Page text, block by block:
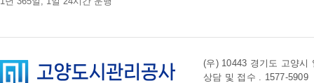
(우) 10443 경기도 고양시
상담 및 접수 . 1577-